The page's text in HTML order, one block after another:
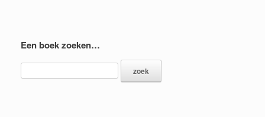
Een boek zoeken…